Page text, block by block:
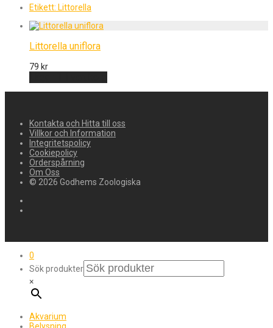
Etikett: Littorella
Littorella uniflora
79 kr
Kontakta och Hitta till oss
Villkor och Information
Integritetspolicy
Cookiepolicy
Orderspårning
Om Oss
© 2026 Godhems Zoologiska
0
Sök produkter
×
Akvarium